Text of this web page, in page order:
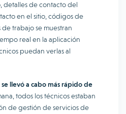
detalles de contacto del
en el sitio, códigos de
de trabajo se muestran
real en la aplicación
puedan verlas al
llevó a cabo más rápido de
todos los técnicos estaban
de gestión de servicios de